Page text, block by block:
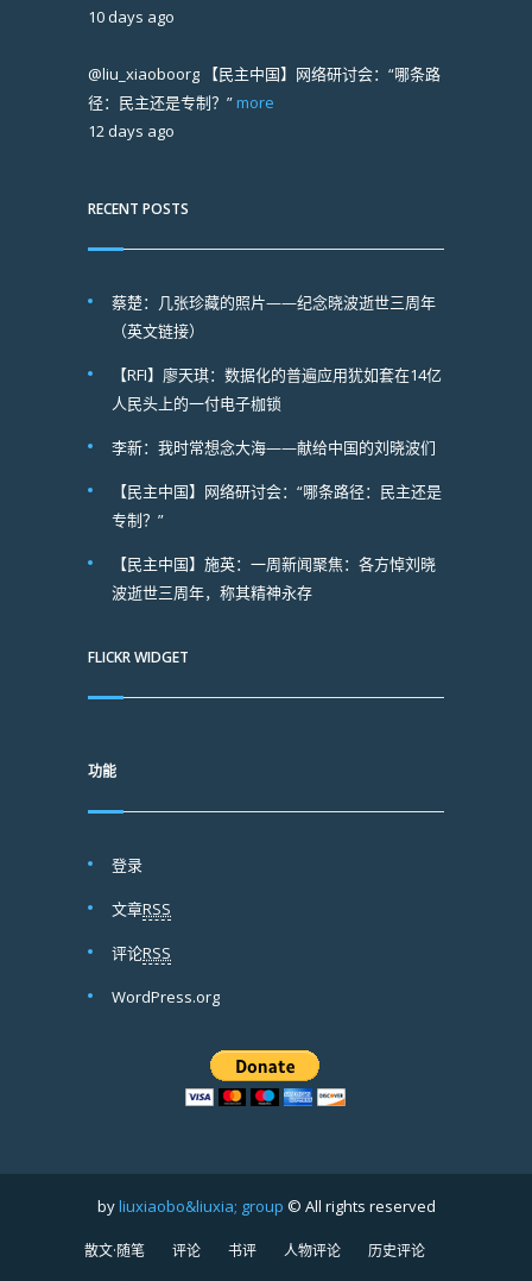
10 days ago
@liu_xiaoboorg 【民主中国】网络研讨会：“哪条路
径：民主还是专制？” more
12 days ago
RECENT POSTS
蔡楚：几张珍藏的照片——纪念晓波逝世三周年
（英文链接）
【RFI】廖天琪：数据化的普遍应用犹如套在14亿
人民头上的一付电子枷锁
李新：我时常想念大海——献给中国的刘晓波们
【民主中国】网络研讨会：“哪条路径：民主还是
专制？”
【民主中国】施英：一周新闻聚焦：各方悼刘晓
波逝世三周年，称其精神永存
FLICKR WIDGET
功能
登录
文章RSS
评论RSS
WordPress.org
byliuxiaobo&liuxia; group © All rights reserved
散文·随笔 评论 书评 人物评论
历史评论